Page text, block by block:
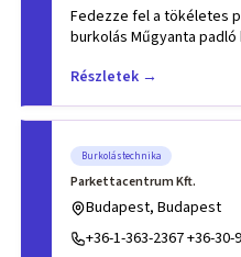
Fedezze fel a tökéletes
burkolás Műgyanta padló burkolatok kivitelezése,
Részletek →
Burkolástechnika
Parkettacentrum Kft.
Budapest, Budapest
+36-1-363-2367 +36-